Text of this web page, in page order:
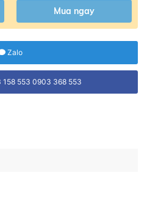
Mua ngay
Zalo
158 553 0903 368 553